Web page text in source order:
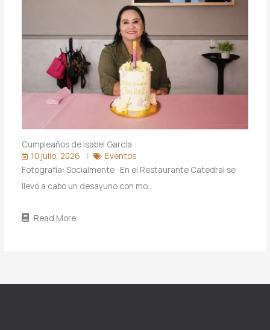
Cumpleaños de Isabel García
10 julio, 2026
Eventos
Fotografía: Socialmente En el Restaurante Catedral se
llevó a cabo un desayuno con mo…
Read More